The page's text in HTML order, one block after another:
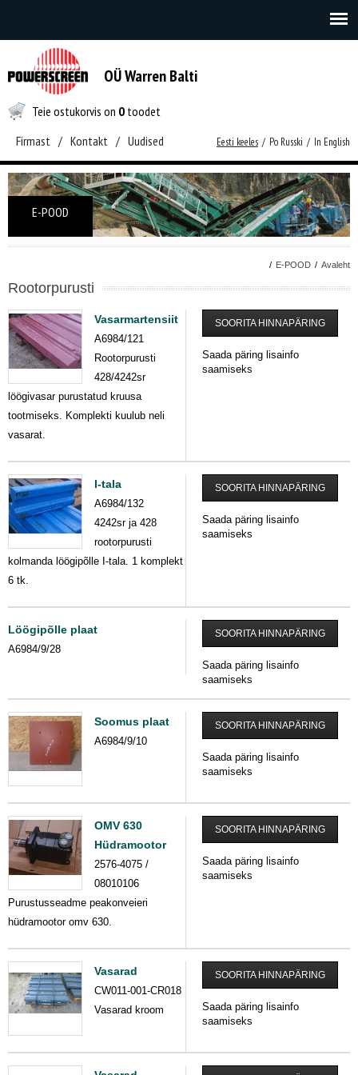
OÜ Warren Balti
Teie ostukorvis on 0 toodet
Firmast / Kontakt / Uudised Eesti keeles / Po Russki / In English
E-POOD
/ E-POOD / Avaleht
Rootorpurusti
Vasarmartensiit
A6984/121
Rootorpurusti
428/4242sr
löögivasar purustatud kruusa
tootmiseks. Komplekti kuulub neli
vasarat.
SOORITA HINNAPÄRING
Saada päring lisainfo
saamiseks
I-tala
A6984/132
4242sr ja 428
rootorpurusti
kolmanda löögipõlle I-tala. 1 komplekt
6 tk.
SOORITA HINNAPÄRING
Saada päring lisainfo
saamiseks
Löögipõlle plaat
A6984/9/28
SOORITA HINNAPÄRING
Saada päring lisainfo
saamiseks
Soomus plaat
A6984/9/10
SOORITA HINNAPÄRING
Saada päring lisainfo
saamiseks
OMV 630
Hüdramootor
2576-4075 /
08010106
Purustusseadme peakonveieri
hüdramootor omv 630.
SOORITA HINNAPÄRING
Saada päring lisainfo
saamiseks
Vasarad
CW011-001-CR018
Vasarad kroom
SOORITA HINNAPÄRING
Saada päring lisainfo
saamiseks